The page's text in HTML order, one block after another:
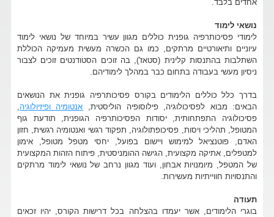
אחדים בלבד.
נושאי לימוד
לימודי פסיכותרפיה גופנית כוללים מגוון עשיר במיוחד של נושאי לימוד
עיוניים ותיאורטיים מרתקים, כמו גם הכשרה מעשית מעמיקה הכוללת
השתלבות בהתנסות קלינית (סטאז'), בה זוכים הסטודנטים זוכים לצבור
ניסיון מעשי בעבודה בתחום כבר במהלך לימודיהם.
בדרך כלל כוללים הלימודים בקורס פסיכותרפיה גופנית את הנושאים
הבאים: מבוא לפסיכולוגיה, פילוסופיה הוליסטית, אנטומיה ופיזיולוגיה
פסיכולוגיה התפתחותית, יסודות הפסיכותרפיה הגופנית, תודעת גוף
המטופל, תהליכי ויסות, פסיכופתולוגיה, תפקוד רגשי ואנטומיה רגשית, חזון
האדם, פוטנציאל למימוש ויישום בפועל, יחסי מטפל מטופל, אימון
למטפלים, אתיקה מקצועית, הגישה ההומניסטית, פיתוח הזהות המקצועית
של המטפל, מיומנויות אבחון, ועוד מגוון נרחב של נושאי לימוד מרתקים
והתנסויות חווייתיות מעשירות.
תעודה
בוגרי הלימודים, אשר יעמדו בהצלחה בכל דרישות הקורס, יהיו זכאים